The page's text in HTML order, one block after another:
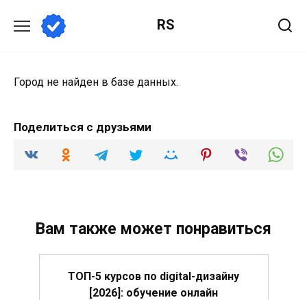
содержанию
RS
Город не найден в базе данных.
Поделиться с друзьями
Вам также может понравиться
ТОП-5 курсов по digital-дизайну
[2026]: обучение онлайн